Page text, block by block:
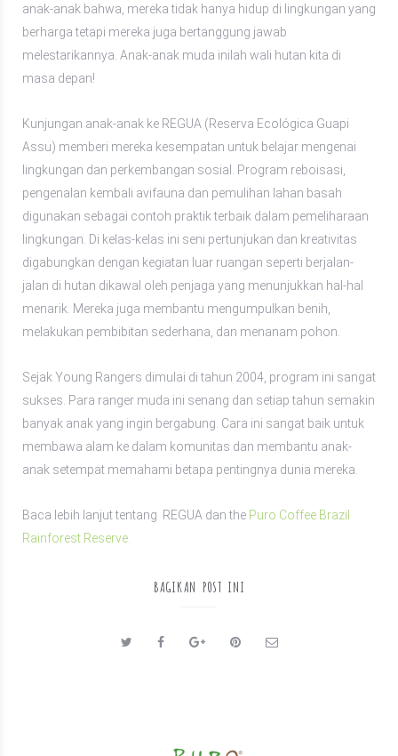
anak-anak bahwa, mereka tidak hanya hidup di lingkungan yang
berharga tetapi mereka juga bertanggung jawab
melestarikannya. Anak-anak muda inilah wali hutan kita di
masa depan!
Kunjungan anak-anak ke REGUA (Reserva Ecológica Guapi
Assu) memberi mereka kesempatan untuk belajar mengenai
lingkungan dan perkembangan sosial. Program reboisasi,
pengenalan kembali avifauna dan pemulihan lahan basah
digunakan sebagai contoh praktik terbaik dalam pemeliharaan
lingkungan. Di kelas-kelas ini seni pertunjukan dan kreativitas
digabungkan dengan kegiatan luar ruangan seperti berjalan-
jalan di hutan dikawal oleh penjaga yang menunjukkan hal-hal
menarik. Mereka juga membantu mengumpulkan benih,
melakukan pembibitan sederhana, dan menanam pohon.
Sejak Young Rangers dimulai di tahun 2004, program ini sangat
sukses. Para ranger muda ini senang dan setiap tahun semakin
banyak anak yang ingin bergabung. Cara ini sangat baik untuk
membawa alam ke dalam komunitas dan membantu anak-
anak setempat memahami betapa pentingnya dunia mereka.
Baca lebih lanjut tentang REGUA dan the Puro Coffee Brazil
Rainforest Reserve.
BAGIKAN POST INI